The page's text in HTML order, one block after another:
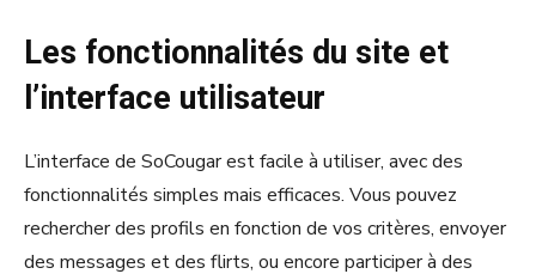
Les fonctionnalités du site et
l’interface utilisateur
L’interface de SoCougar est facile à utiliser, avec des
fonctionnalités simples mais efficaces. Vous pouvez
rechercher des profils en fonction de vos critères, envoyer
des messages et des flirts, ou encore participer à des